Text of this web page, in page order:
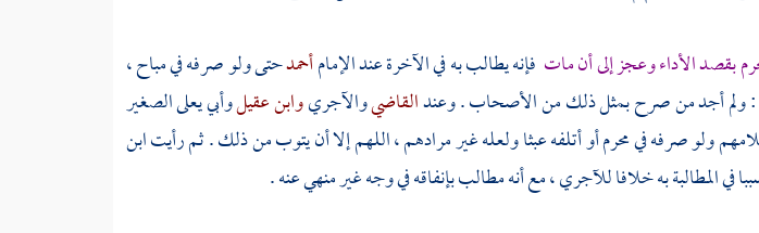
بقصد الأداء وعجز إلى أن مات فإنه يطالب به في الآخرة عند الإمامأحمدحتى ولو صرفه في مباح ،
: ولم أجد من صرح بمثل ذلك من الأصحاب . وعندالقاضيوالآجريوابن عقيلوأبي يعلى الصغير
ولو صرفه في محرم أو أتلفه عبثا ولعله غير مرادهم ، اللهم إلا أن يتوب من ذلك . ثم رأيتابن
المطالبة به خلافاللآجري، مع أنه مطالب بإنفاقه في وجه غير منهي عنه .